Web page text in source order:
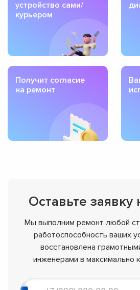
устройство сами/
курьером
Получит согласие
на ремонт
Оставьте заявку
Мы выполним ремонт любой
работоспособность ваших
восстановлена
инженерами в максимально